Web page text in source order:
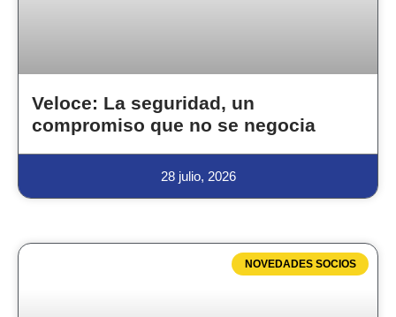
Veloce: La seguridad, un
compromiso que no se negocia
28 julio, 2026
NOVEDADES SOCIOS